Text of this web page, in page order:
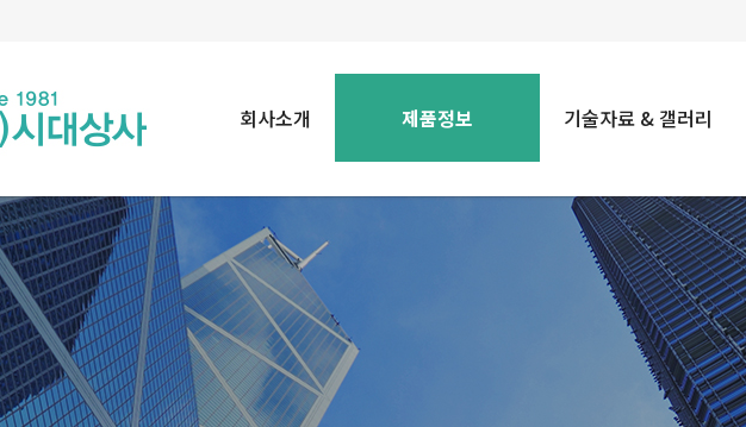
회사소개 제품정보 기술자료 & 갤러리